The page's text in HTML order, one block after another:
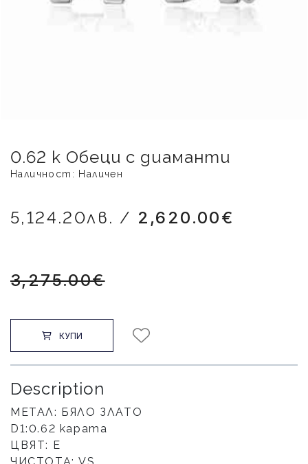
0.62 k Обеци с диаманти
Наличност: Наличен
5,124.20лв. / 2,620.00€
3,275.00€
КУПИ
Description
МЕТАЛ: БЯЛО ЗЛАТО
D1:0.62 карата
ЦВЯТ: E